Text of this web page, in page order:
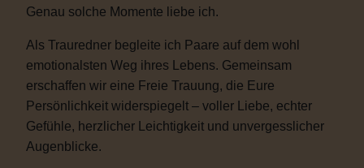
Genau solche Momente liebe ich.
Als Trauredner begleite ich Paare auf dem wohl
emotionalsten Weg ihres Lebens. Gemeinsam
erschaffen wir eine Freie Trauung, die Eure
Persönlichkeit widerspiegelt – voller Liebe, echter
Gefühle, herzlicher Leichtigkeit und unvergesslicher
Augenblicke.